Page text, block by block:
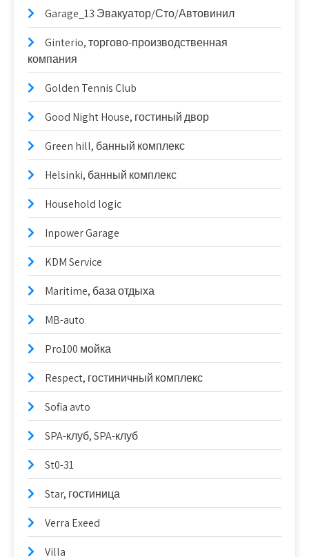
Garage_13 Эвакуатор/Сто/Автовинил
Ginterio, торгово-производственная
компания
Golden Tennis Club
Good Night House, гостиный двор
Green hill, банный комплекс
Helsinki, банный комплекс
Household logic
Inpower Garage
KDM Service
Maritime, база отдыха
MB-auto
Pro100 мойка
Respect, гостиничный комплекс
Sofia avto
SPA-клуб, SPA-клуб
St0-31
Star, гостиница
Verra Exeed
Villa